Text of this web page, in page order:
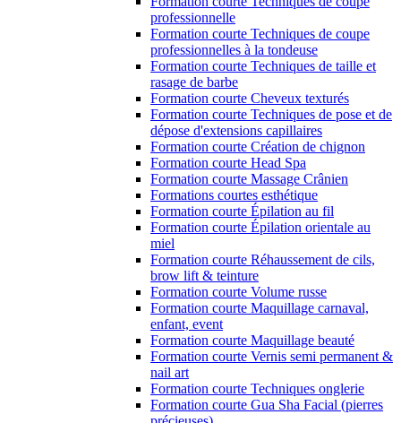
professionnelle
Formation courte Techniques de coupe
professionnelles à la tondeuse
Formation courte Techniques de taille et
rasage de barbe
Formation courte Cheveux texturés
Formation courte Techniques de pose et de
dépose d'extensions capillaires
Formation courte Création de chignon
Formation courte Head Spa
Formation courte Massage Crânien
Formations courtes esthétique
Formation courte Épilation au fil
Formation courte Épilation orientale au
miel
Formation courte Réhaussement de cils,
brow lift & teinture
Formation courte Volume russe
Formation courte Maquillage carnaval,
enfant, event
Formation courte Maquillage beauté
Formation courte Vernis semi permanent &
nail art
Formation courte Techniques onglerie
Formation courte Gua Sha Facial (pierres